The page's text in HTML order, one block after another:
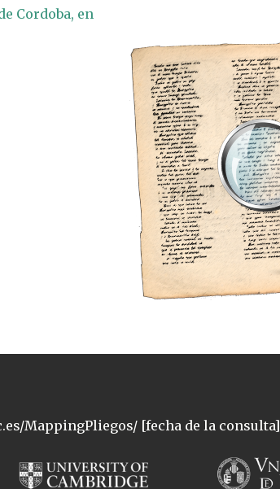
Cordoba, en
MappingPliegos/ [fecha de la consulta]